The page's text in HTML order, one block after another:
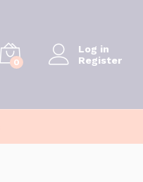
0
Log in
Register